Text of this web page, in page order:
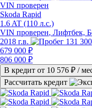
VIN проверен
Skoda Rapid
1.6 AT (110 л.с.)
VIN проверен, Лифтбек,
2018 г.в.
131
679 000 ₽
806 000 ₽
В кредит от 10 576 ₽ /
Рассчитать кредит